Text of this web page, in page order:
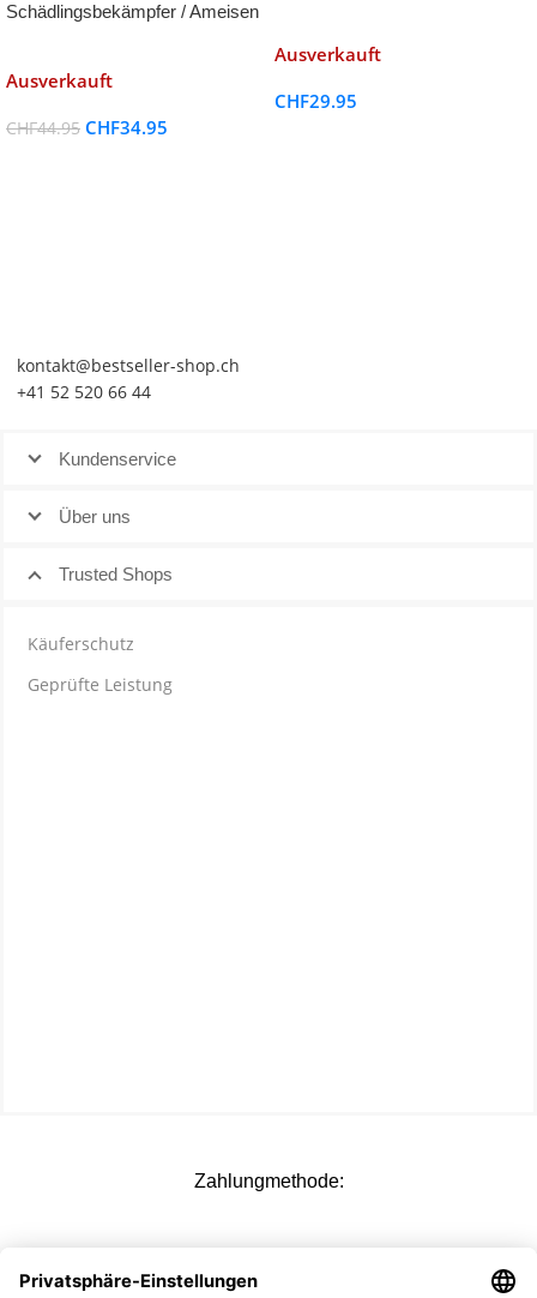
Schädlingsbekämpfer / Ameisen
Ausverkauft
CHF44.95 CHF34.95
Ausverkauft
CHF29.95
kontakt@bestseller-shop.ch
+41 52 520 66 44
Kundenservice
Über uns
Trusted Shops
Käuferschutz
Geprüfte Leistung
Zahlungmethode: